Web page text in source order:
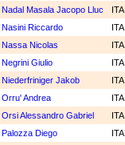
Nadal Masala Jacopo Lluc ITA
Nasini Riccardo ITA
Nassa Nicolas ITA
Negrini Giulio ITA
Niederfriniger Jakob ITA
Orru' Andrea ITA
Orsi Alessandro Gabriel ITA
Palozza Diego ITA